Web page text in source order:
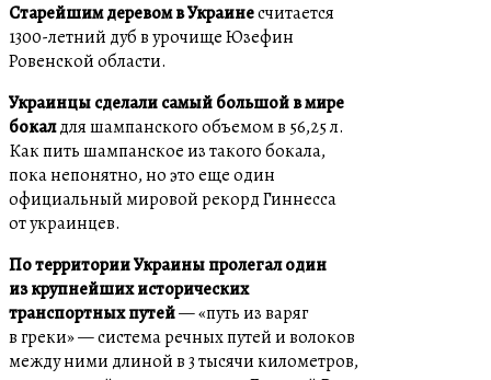
Старейшим деревом в Украинесчитается
1300-летний дуб в урочище Юзефин
Ровенской области.
Украинцы сделали самый большой в мире
бокалдля шампанского объемом в 56,25 л.
Как пить шампанское из такого бокала,
пока непонятно, но это еще один
официальный мировой рекорд Гиннесса
от украинцев.
По территории Украины пролегал один
из крупнейших исторических
транспортных путей— «путь из варяг
в греки» — система речных путей и волоков
между ними длиной в 3 тысячи километров,